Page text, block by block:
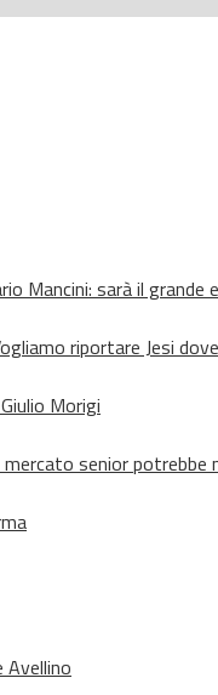
Mancini: sarà il grande
riportare Jesi
Morigi
senior
Avellino